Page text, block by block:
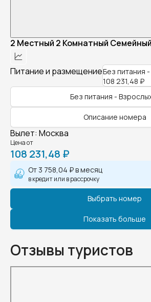
2 Местный 2 Комнатный Семейный
Питание и размещениеБез питания
108 231,48 ₽
Без питания -
Описание номера
Вылет: Москва
Цена от
108 231,48 ₽
От 3 758,04 ₽в месяц
в кредит или в рассрочку
Выбрать номер
Показать больше
Отзывы туристов